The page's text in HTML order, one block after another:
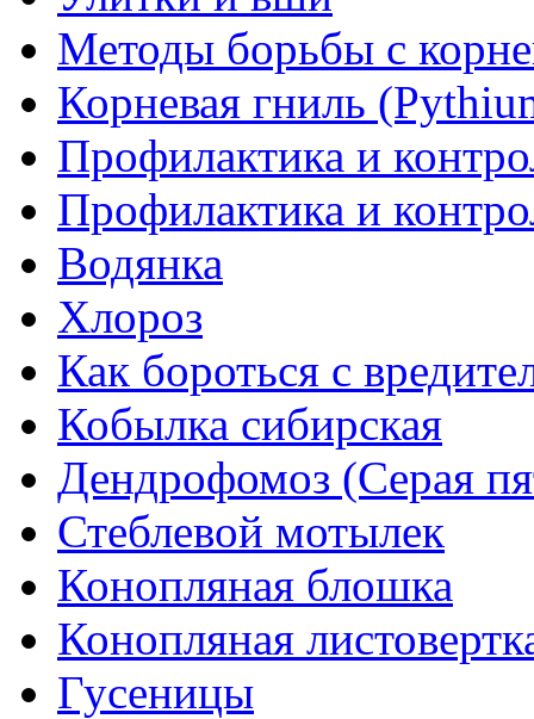
Методы борьбы с
Корневая гниль
Профилактика и
Профилактика и
Водянка
Хлороз
Как бороться с
Кобылка сибирская
Дендрофомоз (Серая
Стеблевой мотылек
Конопляная блошка
Конопляная
Гусеницы